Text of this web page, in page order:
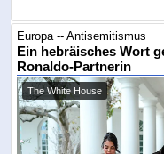
Europa -- Antisemitismus
Ein hebräisches Wort
Ronaldo-Partnerin
The White House